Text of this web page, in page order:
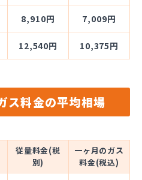
8,910円 7,009円
12,540円 10,375円
ス料金の平均相場
従量料金(税
別)
一ヶ月のガス
料金(税込)